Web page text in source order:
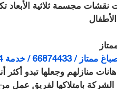
مجسمة ثلاثية الأبعاد
/ خدمة 24 ساعة
منازلهم وجعلها تبدو
الشركة بامتلاكها لفريق عمل